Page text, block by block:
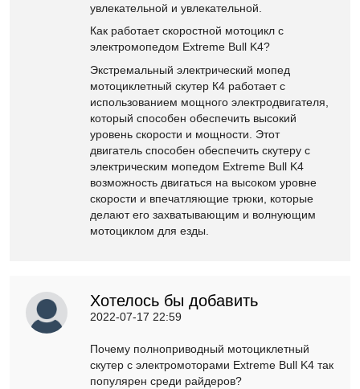
увлекательной и увлекательной.
Как работает скоростной мотоцикл с
электромопедом Extreme Bull K4?
Экстремальный электрический мопед
мотоциклетный скутер К4 работает с
использованием мощного электродвигателя,
который способен обеспечить высокий
уровень скорости и мощности. Этот
двигатель способен обеспечить скутеру с
электрическим мопедом Extreme Bull K4
возможность двигаться на высоком уровне
скорости и впечатляющие трюки, которые
делают его захватывающим и волнующим
мотоциклом для езды.
Хотелось бы добавить
2022-07-17 22:59
Почему полноприводный мотоциклетный
скутер с электромоторами Extreme Bull K4 так
популярен среди райдеров?